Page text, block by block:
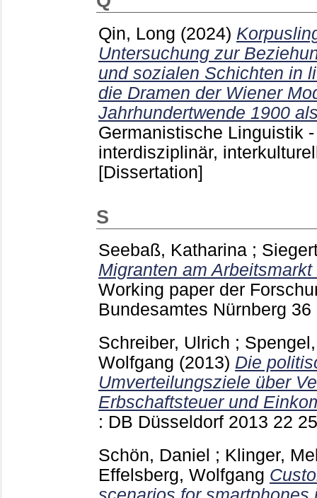
Qin, Long (2024)
Untersuchung zur
und sozialen Schichten in
die Dramen der Wiener
Jahrhundertwende 1900
Germanistische Linguistik
interdisziplinär,
[Dissertation]
S
Seebaß, Katharina ;
Migranten am
Working paper der
Bundesamtes Nürnberg 36
Schreiber, Ulrich ;
Wolfgang (2013) Die
Umverteilungsziele über
Erbschaftsteuer und
: DB Düsseldorf 2013 22
Schön, Daniel ; Klinger,
Effelsberg, Wolfgang